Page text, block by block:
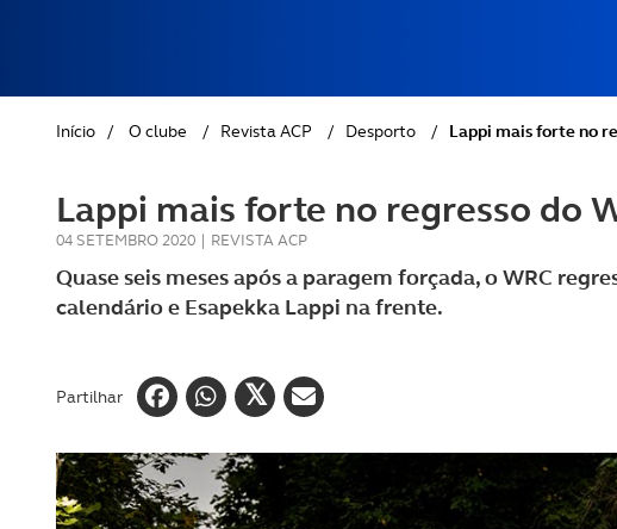
GOLFE
AUTOCARAVANISMO
Início / O clube / Revista ACP / Desporto / Lappi mais forte no
Lappi mais forte no regresso do
04 SETEMBRO 2020 | REVISTA ACP
Quase seis meses após a paragem forçada, o WRC
calendário e Esapekka Lappi na frente.
Partilhar